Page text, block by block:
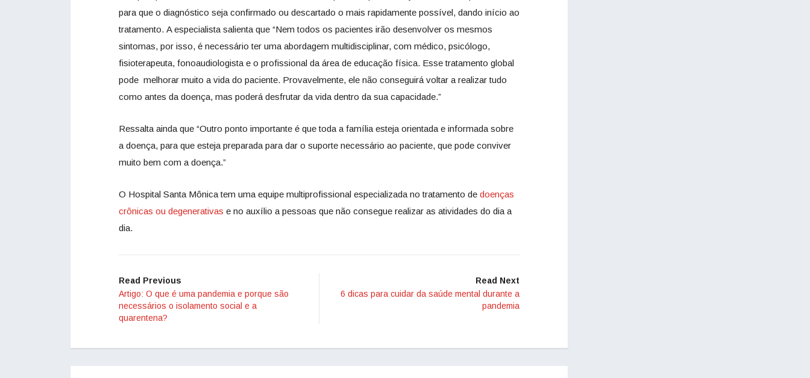
para que o diagnóstico seja confirmado ou descartado o mais rapidamente possível, dando início ao
tratamento. A especialista salienta que “Nem todos os pacientes irão desenvolver os mesmos
sintomas, por isso, é necessário ter uma abordagem multidisciplinar, com médico, psicólogo,
fisioterapeuta, fonoaudiologista e o profissional da área de educação física. Esse tratamento global
pode melhorar muito a vida do paciente. Provavelmente, ele não conseguirá voltar a realizar tudo
como antes da doença, mas poderá desfrutar da vida dentro da sua capacidade.”
Ressalta ainda que “Outro ponto importante é que toda a família esteja orientada e informada sobre
a doença, para que esteja preparada para dar o suporte necessário ao paciente, que pode conviver
muito bem com a doença.”
O Hospital Santa Mônica tem uma equipe multiprofissional especializada no tratamento de doenças
crônicas ou degenerativas e no auxílio a pessoas que não consegue realizar as atividades do dia a
dia.
Read Previous
Artigo: O que é uma pandemia e porque são
necessários o isolamento social e a
quarentena?
Read Next
6 dicas para cuidar da saúde mental durante a
pandemia